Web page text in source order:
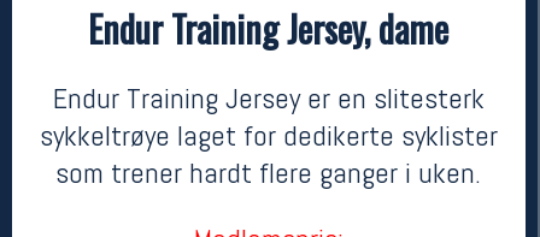
Endur Training Jersey, dame
Endur Training Jersey er en slitesterk
sykkeltrøye laget for dedikerte syklister
som trener hardt flere ganger i uken.
Craft
Endur Training Jersey, dame
899,- MEDLEM:629,-